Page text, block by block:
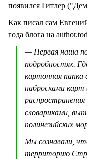
появился Гитлер
Как писал сам
года блога на
— Первая наша
подробностях.
картонная папка
набросками
распространения
словариками,
полинезийских
Мы сознавали,
территорию